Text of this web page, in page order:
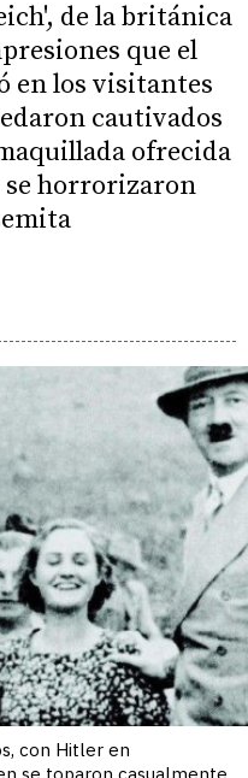
de la británica
que el
en los visitantes
cautivados
ofrecida
se horrorizaron
con Hitler en
se toparon casualmente